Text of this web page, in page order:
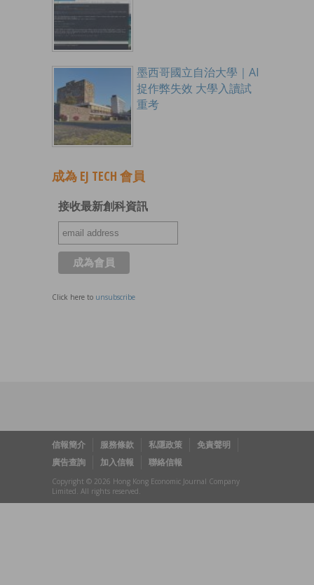
墨西哥國立自治大學｜AI
捉作弊失效 大學入讀試
重考
成為 EJ TECH 會員
接收最新創科資訊
Click here to unsubscribe
信報簡介 服務條款 私隱政策
免責聲明
廣告查詢
加入信報 聯絡信報
Copyright © 2026 Hong Kong Economic Journal Company
Limited. All rights reserved.